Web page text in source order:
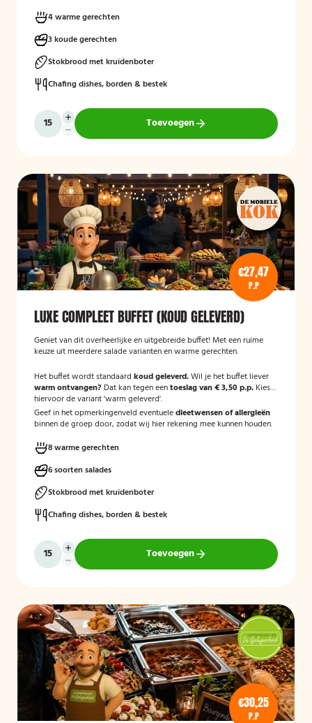
4 warme gerechten
3 koude gerechten
Stokbrood met kruidenboter
Chafing dishes, borden & bestek
Toevoegen
€27,47
P.P
LUXE COMPLEET BUFFET (KOUD GELEVERD)
Geniet van dit overheerlijke en uitgebreide buffet! Met een ruime
keuze uit meerdere salade varianten en warme gerechten.
Het buffet wordt standaard koud geleverd.Wil je het buffet liever
warm ontvangen? Dat kan tegen eentoeslag van € 3,50 p.p. Kies
hiervoor de variant 'warm geleverd'.
Geef in het opmerkingenveld eventueledieetwensen of allergieën
binnen de groep door, zodat wij hier rekening mee kunnen houden.
8 warme gerechten
6 soorten salades
Stokbrood met kruidenboter
Chafing dishes, borden & bestek
Toevoegen
€30,25
P.P